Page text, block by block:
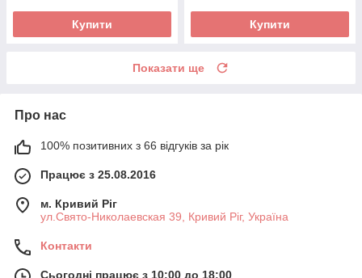
Купити Купити
Показати ще
Про нас
100% позитивних з 66 відгуків за рік
Працює з 25.08.2016
м. Кривий Ріг
ул.Свято-Николаевская 39, Кривий Ріг, Україна
Контакти
Сьогодні працює з 10:00 до 18:00